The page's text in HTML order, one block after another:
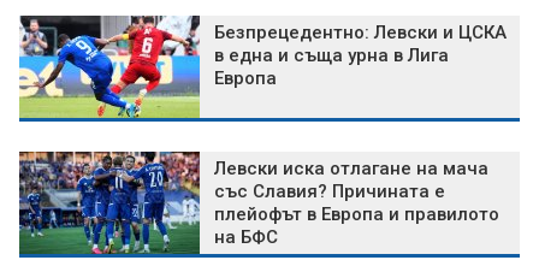
Безпрецедентно: Левски и ЦСКА
в една и съща урна в Лига
Европа
Левски иска отлагане на мача
със Славия? Причината е
плейофът в Европа и правилото
на БФС